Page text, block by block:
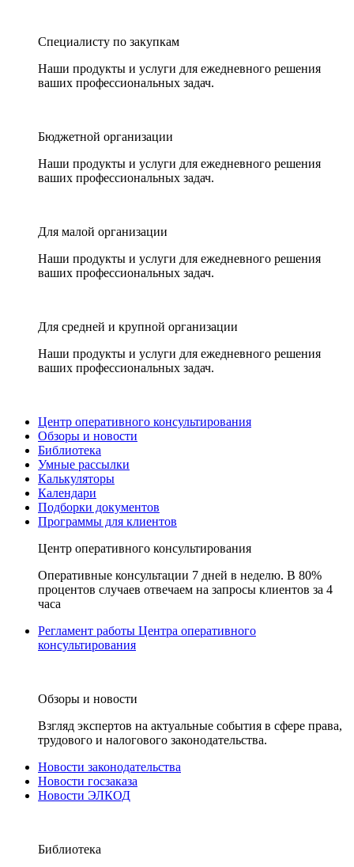
Специалисту по закупкам
Наши продукты и услуги для ежедневного решения
ваших профессиональных задач.
Бюджетной организации
Наши продукты и услуги для ежедневного решения
ваших профессиональных задач.
Для малой организации
Наши продукты и услуги для ежедневного решения
ваших профессиональных задач.
Для средней и крупной организации
Наши продукты и услуги для ежедневного решения
ваших профессиональных задач.
Центр оперативного консультирования
Обзоры и новости
Библиотека
Умные рассылки
Калькуляторы
Календари
Подборки документов
Программы для клиентов
Центр оперативного консультирования
Оперативные консультации 7 дней в неделю. В 80%
процентов случаев отвечаем на запросы клиентов за 4
часа
Регламент работы Центра оперативного
консультирования
Обзоры и новости
Взгляд экспертов на актуальные события в сфере права,
трудового и налогового законодательства.
Новости законодательства
Новости госзаказа
Новости ЭЛКОД
Библиотека